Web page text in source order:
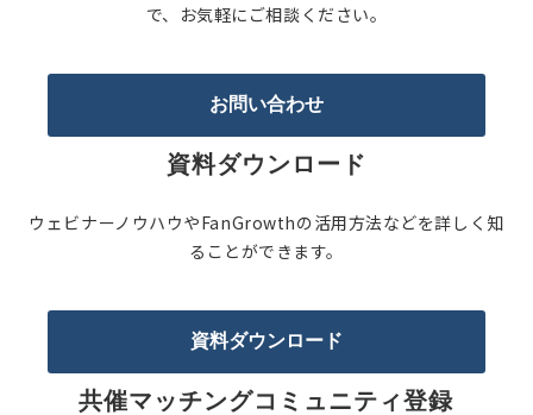
で、お気軽にご相談ください。
お問い合わせ
資料ダウンロード
ウェビナーノウハウやFanGrowthの活用方法などを詳しく知
ることができます。
資料ダウンロード
共催マッチングコミュニティ登録